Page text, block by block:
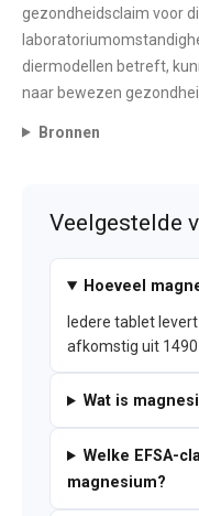
gezondheidsclaim voor
diermodellen betreft,
naar bewezen
Bronnen
Veelgestelde
Hoeveel
Iedere tablet
afkomstig uit
Wat is
Welke EFSA-
magnesium?